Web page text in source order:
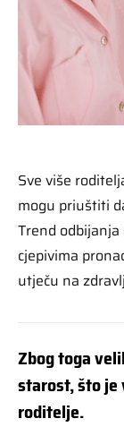
Sve više
mogu priuštiti
Trend
cjepivima
utječu na
Zbog toga
starost, što
roditelje.